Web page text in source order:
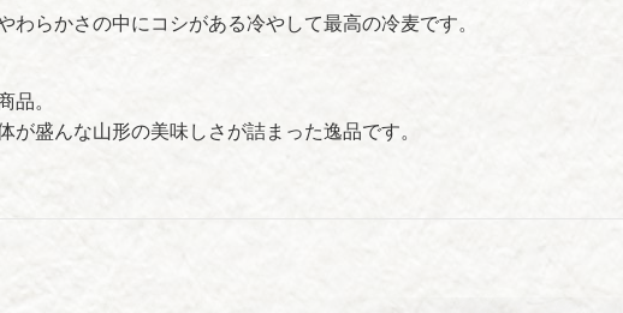
わらかさの中にコシがある冷やして最高の冷麦です。
品。
が盛んな山形の美味しさが詰まった逸品です。